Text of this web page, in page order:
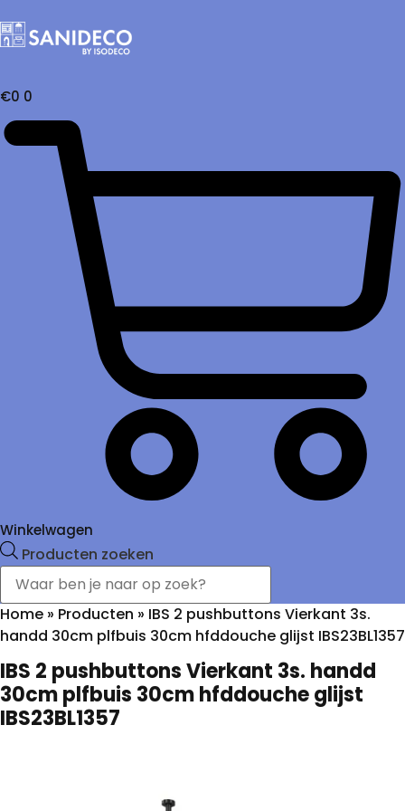
€0 0
Winkelwagen
Producten zoeken
Home » Producten » IBS 2 pushbuttons Vierkant 3s.
handd 30cm plfbuis 30cm hfddouche glijst IBS23BL1357
IBS 2 pushbuttons Vierkant 3s. handd
30cm plfbuis 30cm hfddouche glijst
IBS23BL1357